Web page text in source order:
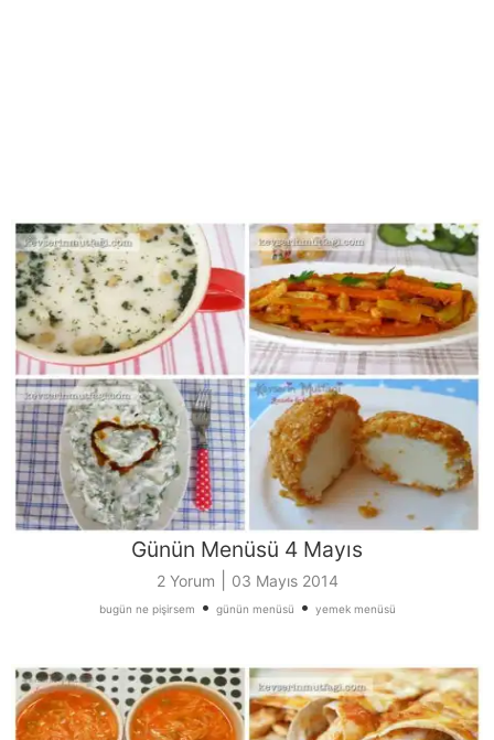
Günün Menüsü 4 Mayıs
2 Yorum 03 Mayıs 2014
bugün ne pişirsem • günün menüsü • yemek menüsü